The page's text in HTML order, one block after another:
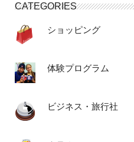
CATEGORIES
ショッピング
体験プログラム
ビジネス・旅行社